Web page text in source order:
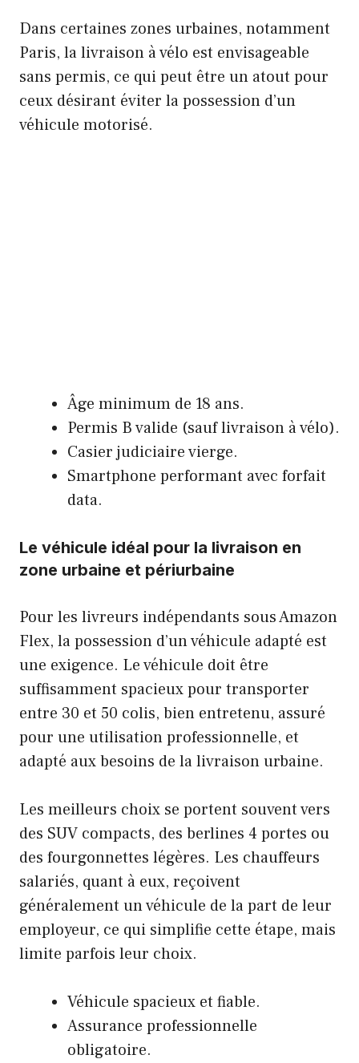
Dans certaines zones urbaines, notamment
Paris, la livraison à vélo est envisageable
sans permis, ce qui peut être un atout pour
ceux désirant éviter la possession d’un
véhicule motorisé.
Âge minimum de 18 ans.
Permis B valide (sauf livraison à vélo).
Casier judiciaire vierge.
Smartphone performant avec forfait
data.
Le véhicule idéal pour la livraison en
zone urbaine et périurbaine
Pour les livreurs indépendants sous Amazon
Flex, la possession d’un véhicule adapté est
une exigence. Le véhicule doit être
suffisamment spacieux pour transporter
entre 30 et 50 colis, bien entretenu, assuré
pour une utilisation professionnelle, et
adapté aux besoins de la livraison urbaine.
Les meilleurs choix se portent souvent vers
des SUV compacts, des berlines 4 portes ou
des fourgonnettes légères. Les chauffeurs
salariés, quant à eux, reçoivent
généralement un véhicule de la part de leur
employeur, ce qui simplifie cette étape, mais
limite parfois leur choix.
Véhicule spacieux et fiable.
Assurance professionnelle
obligatoire.